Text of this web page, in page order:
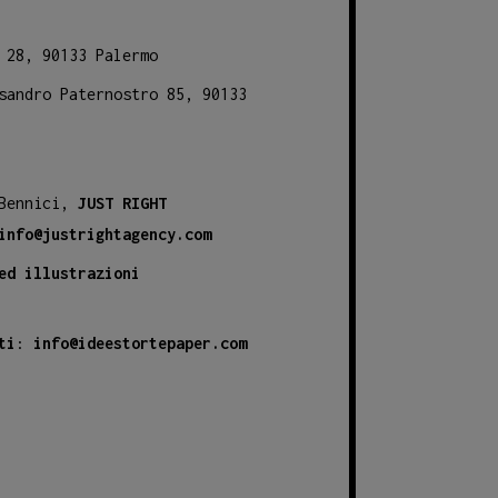
90133 Palermo
Paternostro 85, 90133
JUST RIGHT
illustrazioni
: info@ideestortepaper.com